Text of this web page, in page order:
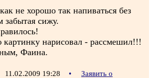
не хорошо так напиваться без
забытая сижу.
нарисовал - рассмешил!!!
Фаина.
11.02.2009 19:28 •
Заявить о